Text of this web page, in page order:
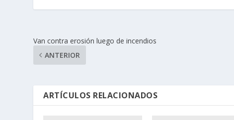
Van contra erosión luego de incendios
ANTERIOR
ARTÍCULOS RELACIONADOS